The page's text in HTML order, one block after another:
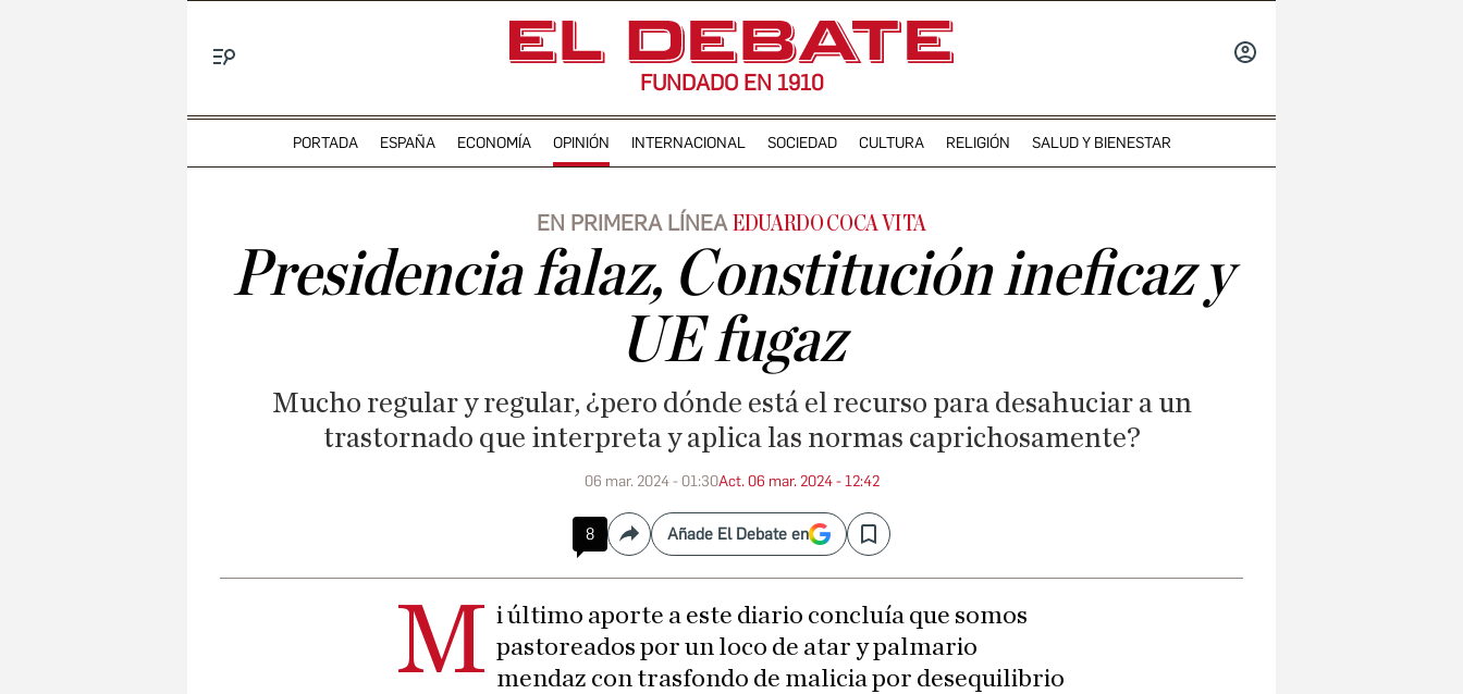
FUNDADO EN 1910
PORTADA ESPAÑA ECONOMÍA OPINIÓN INTERNACIONAL SOCIEDAD CULTURA RELIGIÓN SALUD Y BIENESTAR
EN PRIMERA LÍNEA EDUARDO COCA VITA
Presidencia falaz, Constitución ineficaz y
UE fugaz
Mucho regular y regular, ¿pero dónde está el recurso para desahuciar a un
trastornado que interpreta y aplica las normas caprichosamente?
06 mar. 2024 - 01:30Act. 06 mar. 2024 - 12:42
8 CompartirAñade El Debate en Save
M i último aporte a este diario concluía que somos
pastoreados por un loco de atar y palmario
mendaz con trasfondo de malicia por desequilibrio